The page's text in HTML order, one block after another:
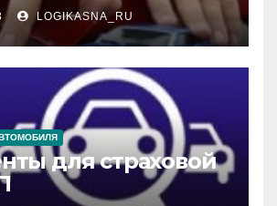
LOGIKASNA_RU
для страховой